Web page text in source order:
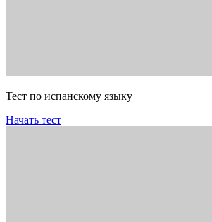
Тест по испанскому языку
Начать тест